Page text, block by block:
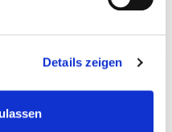
Details zeigen
SET -